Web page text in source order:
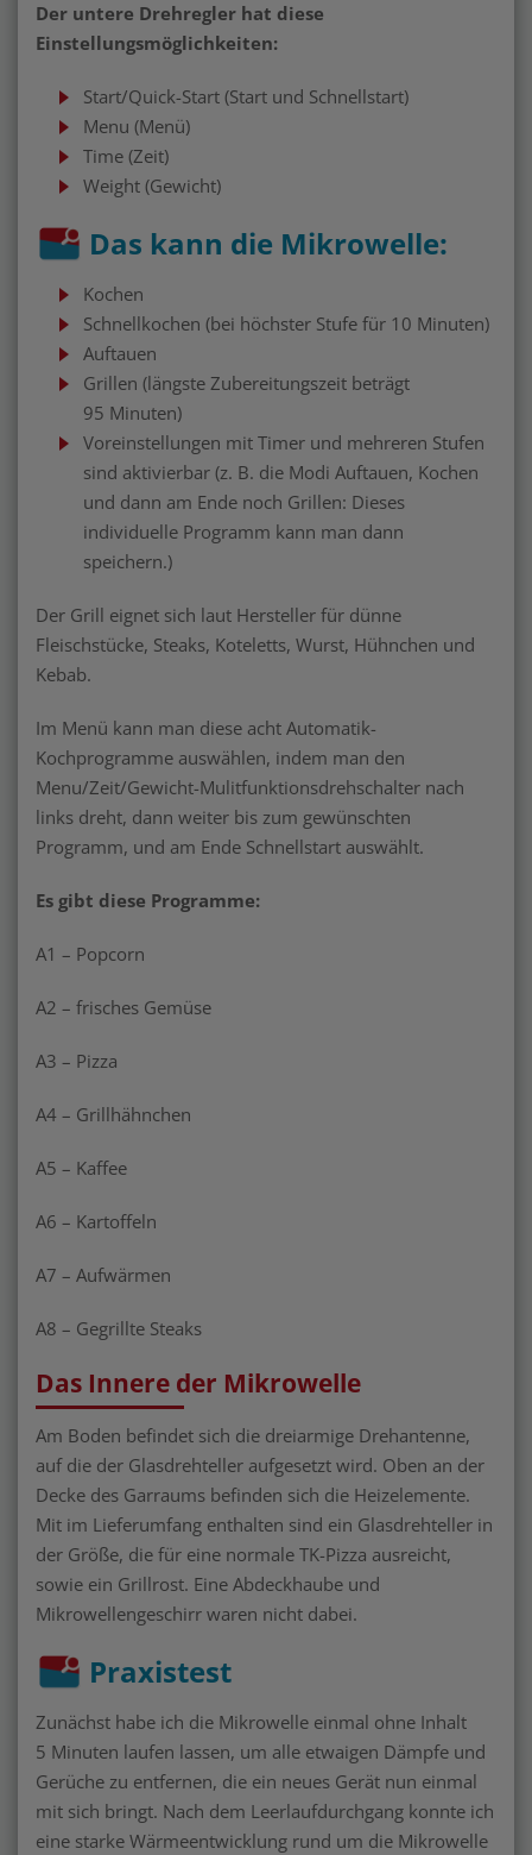
Der untere Drehregler hat diese
Einstellungsmöglichkeiten:
Start/Quick-Start (Start und Schnellstart)
Menu (Menü)
Time (Zeit)
Weight (Gewicht)
Das kann die Mikrowelle:
Kochen
Schnellkochen (bei höchster Stufe für 10 Minuten)
Auftauen
Grillen (längste Zubereitungszeit beträgt
95 Minuten)
Voreinstellungen mit Timer und mehreren Stufen
sind aktivierbar (z. B. die Modi Auftauen, Kochen
und dann am Ende noch Grillen: Dieses
individuelle Programm kann man dann
speichern.)
Der Grill eignet sich laut Hersteller für dünne
Fleischstücke, Steaks, Koteletts, Wurst, Hühnchen und
Kebab.
Im Menü kann man diese acht Automatik-
Kochprogramme auswählen, indem man den
Menu/Zeit/Gewicht-Mulitfunktionsdrehschalter nach
links dreht, dann weiter bis zum gewünschten
Programm, und am Ende Schnellstart auswählt.
Es gibt diese Programme:
A1 – Popcorn
A2 – frisches Gemüse
A3 – Pizza
A4 – Grillhähnchen
A5 – Kaffee
A6 – Kartoffeln
A7 – Aufwärmen
A8 – Gegrillte Steaks
Das Innere der Mikrowelle
Am Boden befindet sich die dreiarmige Drehantenne,
auf die der Glasdrehteller aufgesetzt wird. Oben an der
Decke des Garraums befinden sich die Heizelemente.
Mit im Lieferumfang enthalten sind ein Glasdrehteller in
der Größe, die für eine normale TK-Pizza ausreicht,
sowie ein Grillrost. Eine Abdeckhaube und
Mikrowellengeschirr waren nicht dabei.
Praxistest
Zunächst habe ich die Mikrowelle einmal ohne Inhalt
5 Minuten laufen lassen, um alle etwaigen Dämpfe und
Gerüche zu entfernen, die ein neues Gerät nun einmal
mit sich bringt. Nach dem Leerlaufdurchgang konnte ich
eine starke Wärmeentwicklung rund um die Mikrowelle